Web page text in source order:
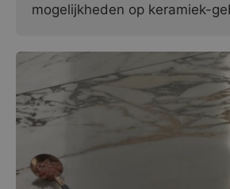
mogelijkheden op keramiek-